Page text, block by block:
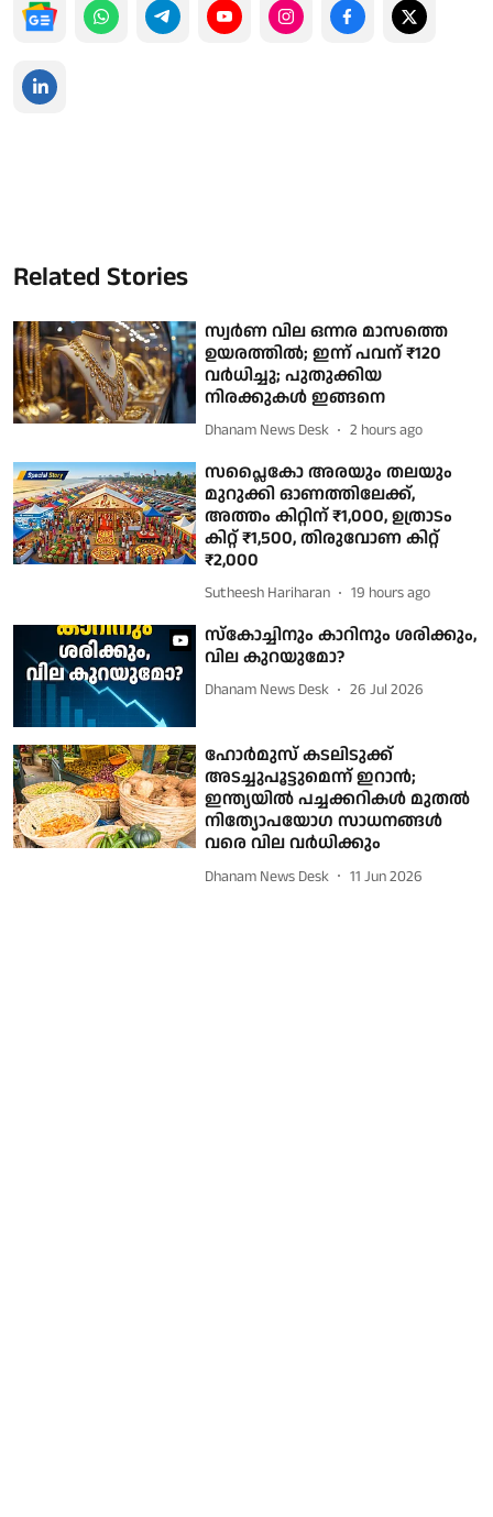
Related Stories
സ്വർണ വില ഒന്നര മാസത്തെ
ഉയരത്തിൽ; ഇന്ന് പവന് ₹120
വർധിച്ചു; പുതുക്കിയ
നിരക്കുകൾ ഇങ്ങനെ
Dhanam News Desk 2 hours ago
സപ്ലൈകോ അരയും തലയും
മുറുക്കി ഓണത്തിലേക്ക്,
അത്തം കിറ്റിന് ₹1,000, ഉത്രാടം
കിറ്റ് ₹1,500, തിരുവോണ കിറ്റ്
₹2,000
Sutheesh Hariharan 19 hours ago
സ്‌കോച്ചിനും കാറിനും ശരിക്കും,
വില കുറയുമോ?
Dhanam News Desk 26 Jul 2026
ഹോർമുസ് കടലിടുക്ക്
അടച്ചുപൂട്ടുമെന്ന് ഇറാന്‍;
ഇന്ത്യയില്‍ പച്ചക്കറികൾ മുതല്‍
നിത്യോപയോഗ സാധനങ്ങൾ
വരെ വില വര്‍ധിക്കും
Dhanam News Desk 11 Jun 2026